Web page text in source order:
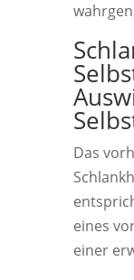
Das
eines
einer